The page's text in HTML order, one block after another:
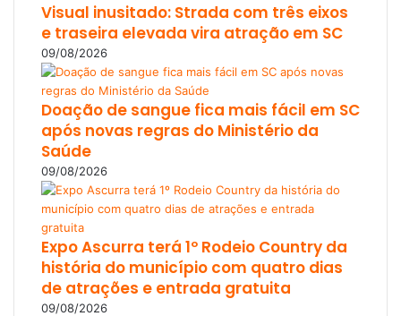
Visual inusitado: Strada com três eixos
e traseira elevada vira atração em SC
09/08/2026
Doação de sangue fica mais fácil em SC
após novas regras do Ministério da
Saúde
09/08/2026
Expo Ascurra terá 1º Rodeio Country da
história do município com quatro dias
de atrações e entrada gratuita
09/08/2026